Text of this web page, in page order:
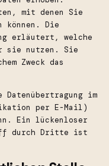
mit denen Sie
Die
erläutert, welche
sie nutzen. Sie
Zweck das
im
per E-Mail)
Ein lückenloser
durch Dritte ist